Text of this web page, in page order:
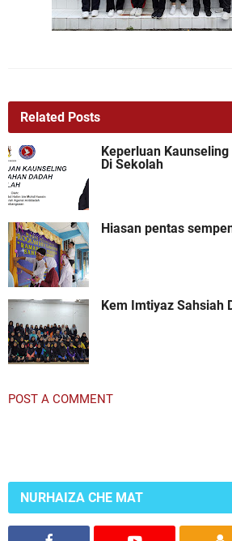
Related Posts
Keperluan
Di Sekolah
Hiasan pentas
Kem Imtiyaz Sahsiah
POST A COMMENT
NURHAIZA CHE MAT